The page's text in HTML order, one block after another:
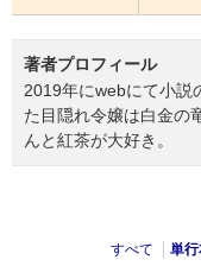
著者プロフィール
2019年にwebにて小説
た目隠れ令嬢は白金の
んと紅茶が大好き。
すべて 単